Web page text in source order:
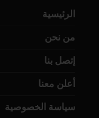
الرئيسية
من نحن
إتصل بنا
أعلن معنا
سياسة الخصوصية